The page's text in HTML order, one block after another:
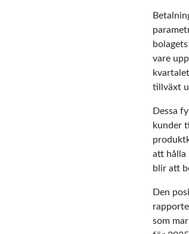
vare
tillväxt
Dessa
kunder
att hålla
blir att
Den
som